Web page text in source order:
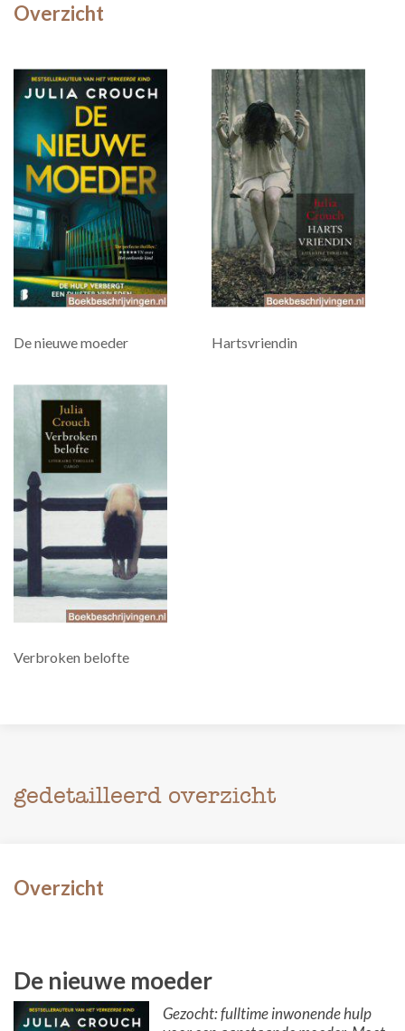
Overzicht
De nieuwe moeder Hartsvriendin
Verbroken belofte
gedetailleerd overzicht
Overzicht
De nieuwe moeder
Gezocht: fulltime inwonende hulp